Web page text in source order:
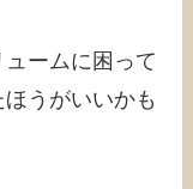
ームに困って
うがいいかも